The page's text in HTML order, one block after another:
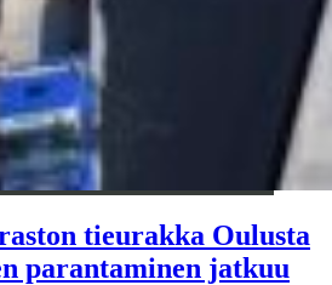
tieurakka Oulusta
parantaminen jatkuu